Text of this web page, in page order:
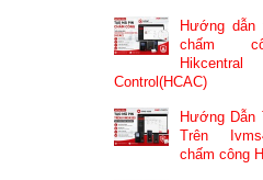
Hướng dẫn
chấm
Control(HCAC)
Hướng Dẫn
Trên
chấm công